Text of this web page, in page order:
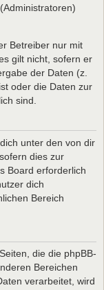
Betreiber nur mit
gilt nicht, sofern er
der Daten (z.
oder die Daten zur
sind.
unter den von dir
dies zur
Board erforderlich
dich
Bereich
die die phpBB-
Bereichen
verarbeitet, wird